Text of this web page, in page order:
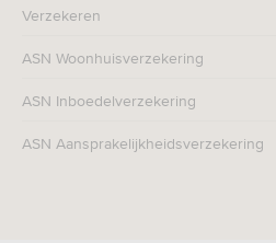
Verzekeren
ASN Woonhuisverzekering
ASN Inboedelverzekering
ASN Aansprakelijkheidsverzekering